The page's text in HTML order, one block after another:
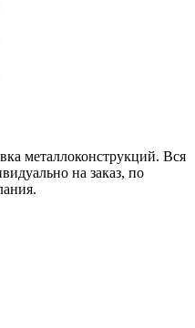
металлоконструкций. Вся
на заказ, по